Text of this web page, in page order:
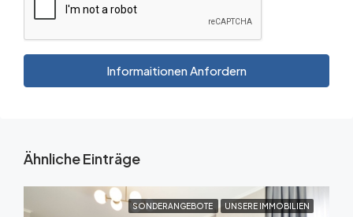
Informaitionen Anfordern
Ähnliche Einträge
SONDERANGEBOTE UNSERE IMMOBILIEN